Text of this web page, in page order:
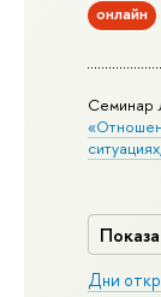
онлайн
Семинар
Дни